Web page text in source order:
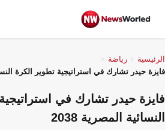
الرئيسية
رياضة
فايزة حيدر تشارك في استراتيجية تطوير الكرة
فايزة حيدر تشارك في
النسائية المصرية 2038